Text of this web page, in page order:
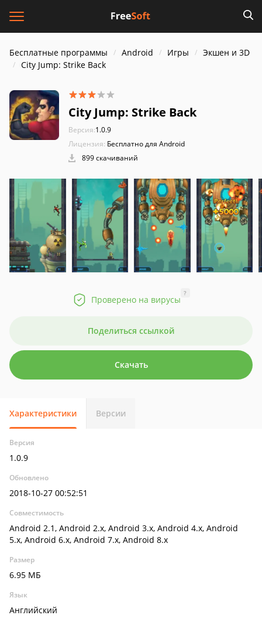
Бесплатные программы Android Игры
Экшен и 3D
City Jump: Strike Back
City Jump: Strike Back
Версия:1.0.9
Лицензия: Бесплатно для Android
899 скачиваний
Проверено на вирусы
?
Поделиться ссылкой
Скачать
Характеристики Версии
Версия
1.0.9
Обновлено
2018-10-27 00:52:51
Совместимость
Android 2.1, Android 2.x, Android 3.x, Android 4.x, Android
5.x, Android 6.x, Android 7.x, Android 8.x
Размер
6.95 МБ
Язык
Английский